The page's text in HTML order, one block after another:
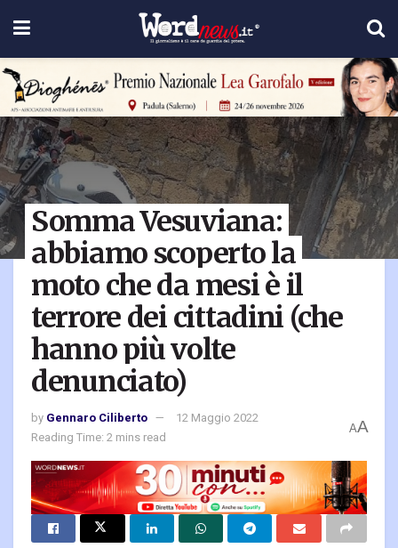
Somma Vesuviana:
abbiamo scoperto la
moto che da mesi è il
terrore dei cittadini (che
hanno più volte
denunciato)
by Gennaro Ciliberto
12 Maggio 2022
Reading Time: 2 mins read
AA